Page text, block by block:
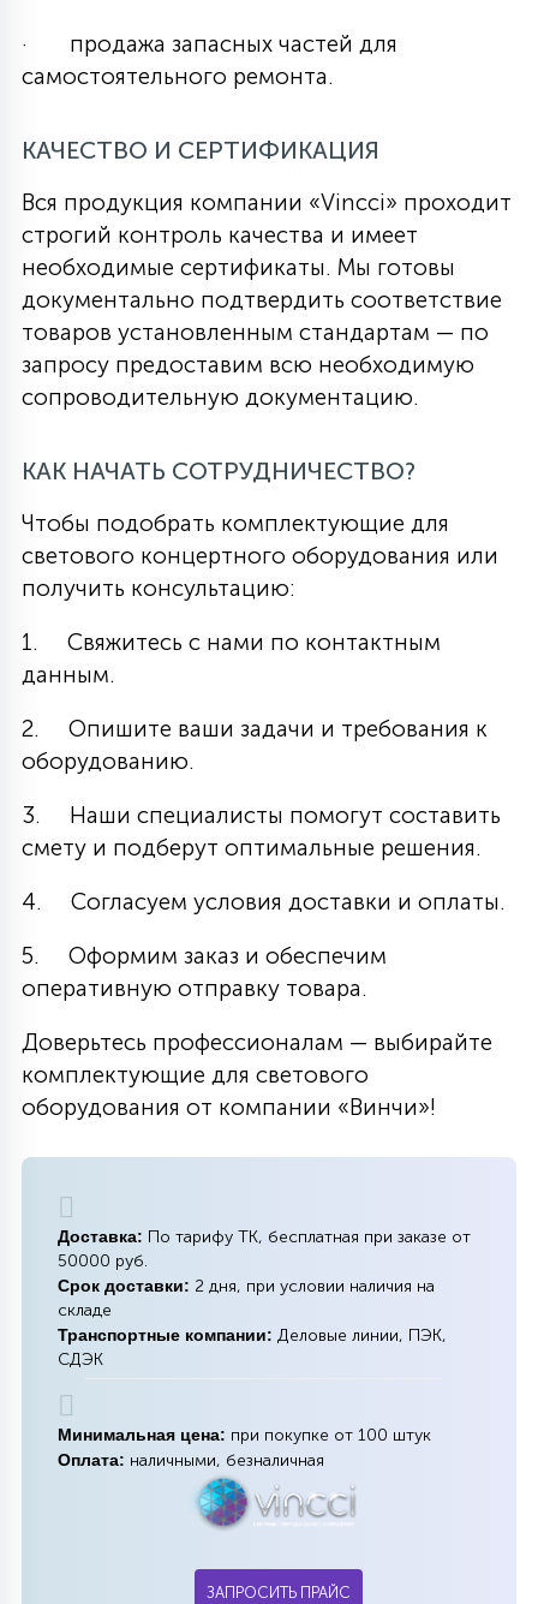
· продажа запасных частей для
самостоятельного ремонта.
КАЧЕСТВО И СЕРТИФИКАЦИЯ
Вся продукция компании «Vincci» проходит
строгий контроль качества и имеет
необходимые сертификаты. Мы готовы
документально подтвердить соответствие
товаров установленным стандартам — по
запросу предоставим всю необходимую
сопроводительную документацию.
КАК НАЧАТЬ СОТРУДНИЧЕСТВО?
Чтобы подобрать комплектующие для
светового концертного оборудования или
получить консультацию:
1. Свяжитесь с нами по контактным
данным.
2. Опишите ваши задачи и требования к
оборудованию.
3. Наши специалисты помогут составить
смету и подберут оптимальные решения.
4. Согласуем условия доставки и оплаты.
5. Оформим заказ и обеспечим
оперативную отправку товара.
Доверьтесь профессионалам — выбирайте
комплектующие для светового
оборудования от компании «Винчи»!
Доставка: По тарифу ТК, бесплатная при заказе от
50000 руб.
Срок доставки: 2 дня, при условии наличия на
складе
Транспортные компании: Деловые линии, ПЭК,
СДЭК
Минимальная цена: при покупке от 100 штук
Оплата: наличными, безналичная
ЗАПРОСИТЬ ПРАЙС